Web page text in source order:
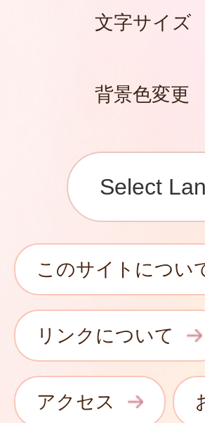
文字サイズ
背景色変更
このサイトについ
リンクについて
アクセス